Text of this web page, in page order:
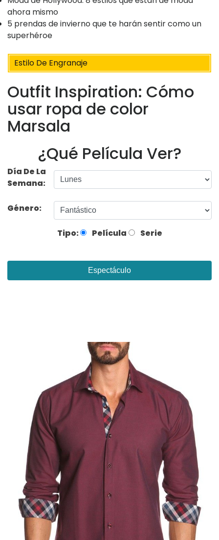
ahora mismo
5 prendas de invierno que te harán sentir como un
superhéroe
Estilo De Engranaje
Outfit Inspiration: Cómo
usar ropa de color
Marsala
¿Qué Película Ver?
Día De La
Semana:
Género:
Tipo: Película Serie
Espectáculo